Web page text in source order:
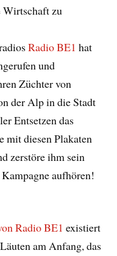
Wirtschaft zu
Radio BE1 hat
und
Züchter von
der Alp in die Stadt
Entsetzen das
mit diesen Plakaten
zerstöre ihm sein
aufhören!
Radio BE1 existiert
am Anfang, das